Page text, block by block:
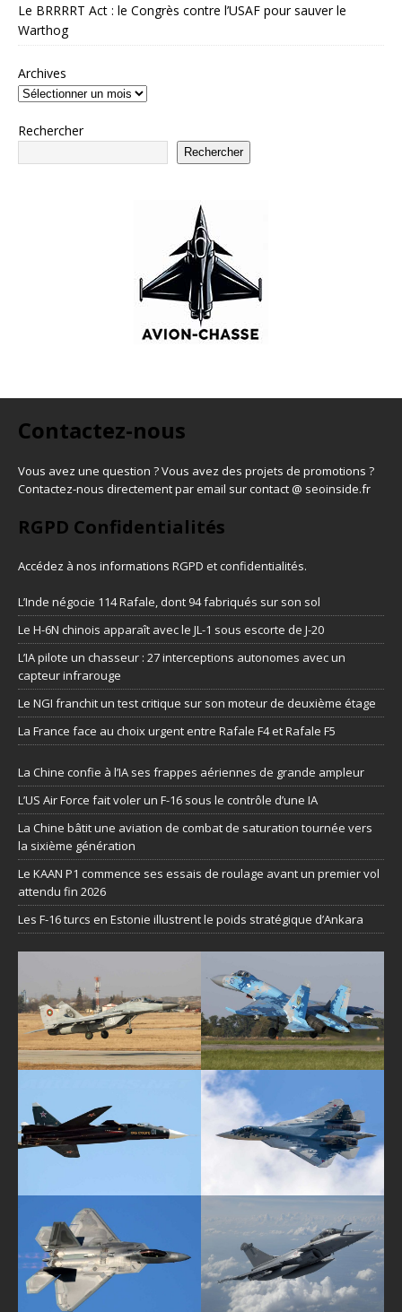
Le BRRRRT Act : le Congrès contre l’USAF pour sauver le
Warthog
Archives
Rechercher
Rechercher
Contactez-nous
Vous avez une question ? Vous avez des projets de promotions ?
Contactez-nous directement par email sur contact @ seoinside.fr
RGPD Confidentialités
Accédez à nos informations RGPD et confidentialités.
L’Inde négocie 114 Rafale, dont 94 fabriqués sur son sol
Le H-6N chinois apparaît avec le JL-1 sous escorte de J-20
L’IA pilote un chasseur : 27 interceptions autonomes avec un
capteur infrarouge
Le NGI franchit un test critique sur son moteur de deuxième étage
La France face au choix urgent entre Rafale F4 et Rafale F5
La Chine confie à l’IA ses frappes aériennes de grande ampleur
L’US Air Force fait voler un F-16 sous le contrôle d’une IA
La Chine bâtit une aviation de combat de saturation tournée vers
la sixième génération
Le KAAN P1 commence ses essais de roulage avant un premier vol
attendu fin 2026
Les F-16 turcs en Estonie illustrent le poids stratégique d’Ankara